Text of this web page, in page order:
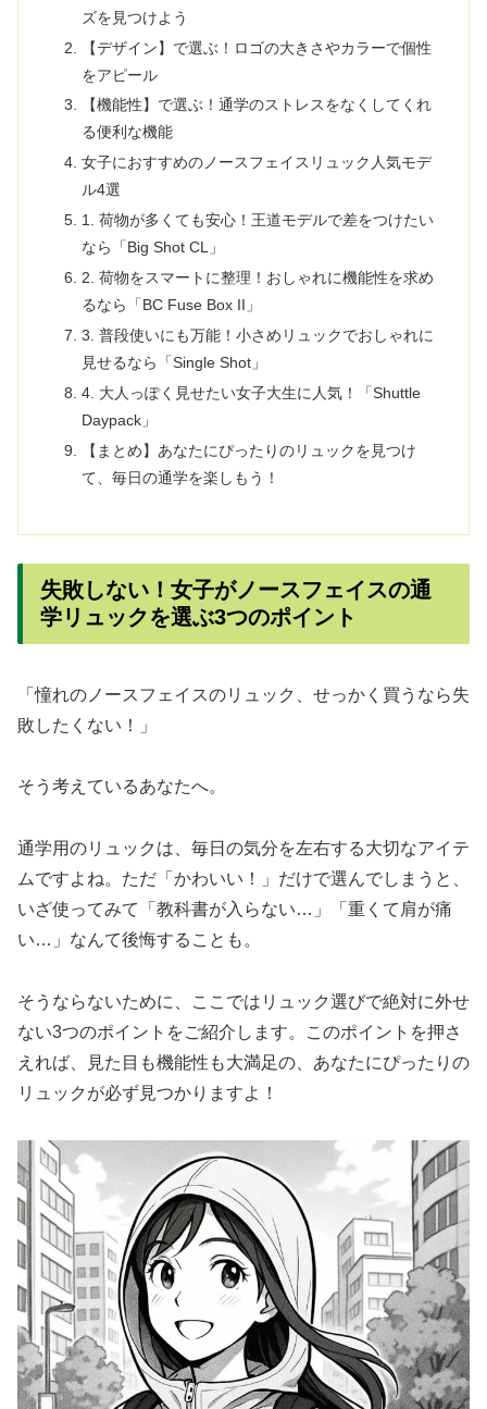
ズを見つけよう
【デザイン】で選ぶ！ロゴの大きさやカラーで個性
をアピール
【機能性】で選ぶ！通学のストレスをなくしてくれ
る便利な機能
女子におすすめのノースフェイスリュック人気モデ
ル4選
1. 荷物が多くても安心！王道モデルで差をつけたい
なら「Big Shot CL」
2. 荷物をスマートに整理！おしゃれに機能性を求め
るなら「BC Fuse Box II」
3. 普段使いにも万能！小さめリュックでおしゃれに
見せるなら「Single Shot」
4. 大人っぽく見せたい女子大生に人気！「Shuttle
Daypack」
【まとめ】あなたにぴったりのリュックを見つけ
て、毎日の通学を楽しもう！
失敗しない！女子がノースフェイスの通
学リュックを選ぶ3つのポイント
「憧れのノースフェイスのリュック、せっかく買うなら失
敗したくない！」
そう考えているあなたへ。
通学用のリュックは、毎日の気分を左右する大切なアイテ
ムですよね。ただ「かわいい！」だけで選んでしまうと、
いざ使ってみて「教科書が入らない…」「重くて肩が痛
い…」なんて後悔することも。
そうならないために、ここではリュック選びで絶対に外せ
ない3つのポイントをご紹介します。このポイントを押さ
えれば、見た目も機能性も大満足の、あなたにぴったりの
リュックが必ず見つかりますよ！